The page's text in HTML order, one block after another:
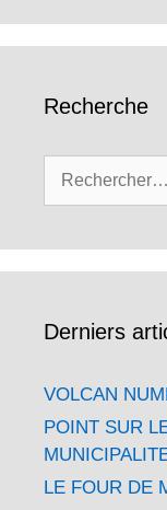
Recherche
Rechercher :
Derniers
VOLCAN
POINT SUR
LE FOUR DE